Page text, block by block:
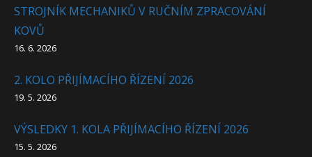
STROJNÍK MECHANIKŮ V RUČNÍM ZPRACOVÁNÍ
KOVŮ
16. 6. 2026
2. KOLO PŘIJÍMACÍHO ŘÍZENÍ 2026
19. 5. 2026
VÝSLEDKY 1. KOLA PŘIJÍMACÍHO ŘÍZENÍ 2026
15. 5. 2026